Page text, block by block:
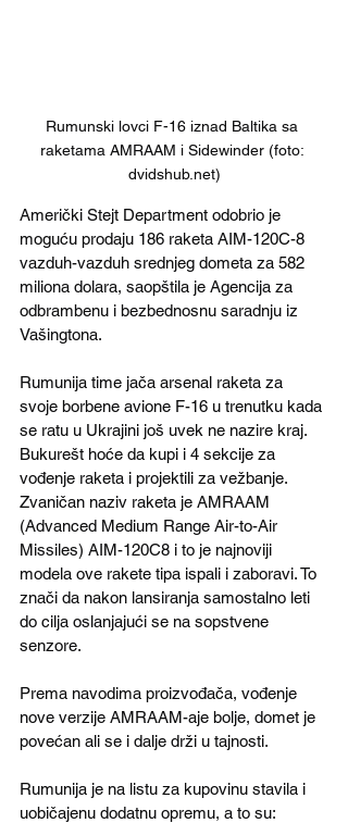
Rumunski lovci F-16 iznad Baltika sa
raketama AMRAAM i Sidewinder (foto:
dvidshub.net)
Američki Stejt Department odobrio je
moguću prodaju 186 raketa AIM-120C-8
vazduh-vazduh srednjeg dometa za 582
miliona dolara, saopštila je Agencija za
odbrambenu i bezbednosnu saradnju iz
Vašingtona.
Rumunija time jača arsenal raketa za
svoje borbene avione F-16 u trenutku kada
se ratu u Ukrajini još uvek ne nazire kraj.
Bukurešt hoće da kupi i 4 sekcije za
vođenje raketa i projektili za vežbanje.
Zvaničan naziv raketa je AMRAAM
(Advanced Medium Range Air-to-Air
Missiles) AIM-120C8 i to je najnoviji
modela ove rakete tipa ispali i zaboravi. To
znači da nakon lansiranja samostalno leti
do cilja oslanjajući se na sopstvene
senzore.
Prema navodima proizvođača, vođenje
nove verzije AMRAAM-aje bolje, domet je
povećan ali se i dalje drži u tajnosti.
Rumunija je na listu za kupovinu stavila i
uobičajenu dodatnu opremu, a to su: